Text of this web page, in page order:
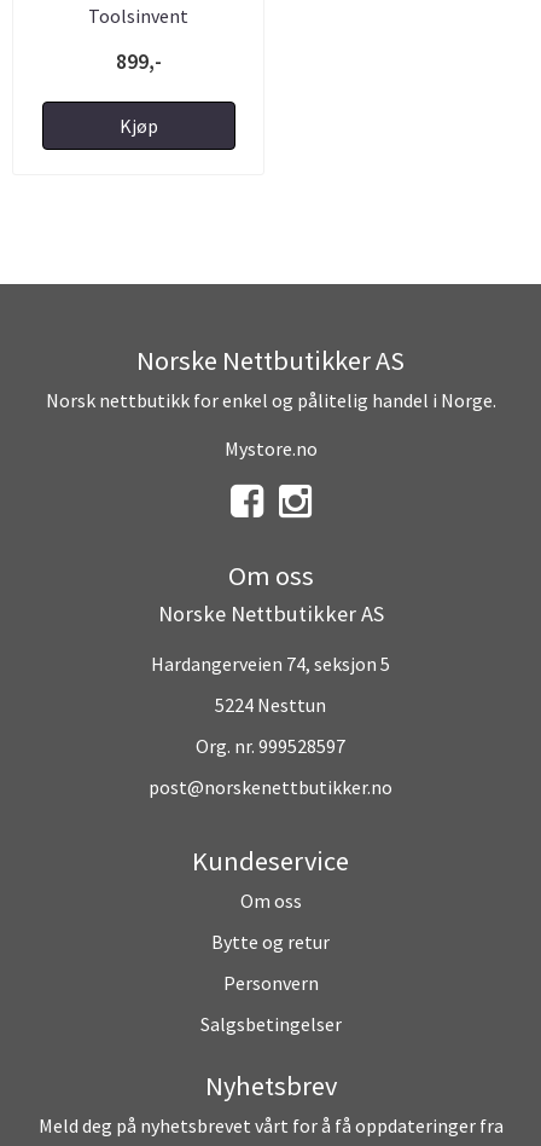
Toolsinvent
899,-
Kjøp
Norske Nettbutikker AS
Norsk nettbutikk for enkel og pålitelig handel i Norge.
Mystore.no
Om oss
Norske Nettbutikker AS
Hardangerveien 74, seksjon 5
5224 Nesttun
Org. nr. 999528597
post@norskenettbutikker.no
Kundeservice
Om oss
Bytte og retur
Personvern
Salgsbetingelser
Nyhetsbrev
Meld deg på nyhetsbrevet vårt for å få oppdateringer fra